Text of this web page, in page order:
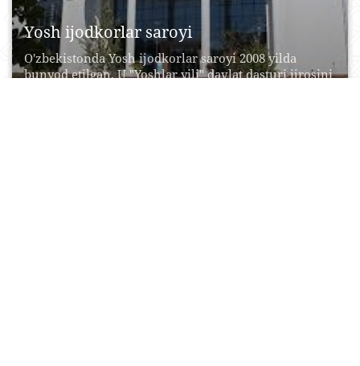
Yosh ijodkorlar saroyi
O'zbekistonda Yosh ijodkorlar saroyi 2008 yilda
bunyod etilgan. U "Yoshlar yili" davlat dasturi ijrosini